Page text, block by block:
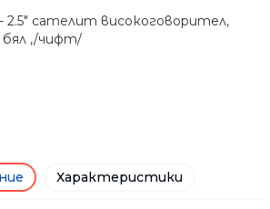
2.5" сателит високоговорител,
,/чифт/
Характеристики